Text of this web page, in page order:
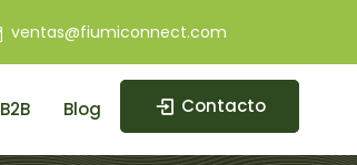
ventas@fiumiconnect.com
B2B Blog Contacto